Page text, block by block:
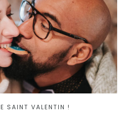
SAINT VALENTIN !